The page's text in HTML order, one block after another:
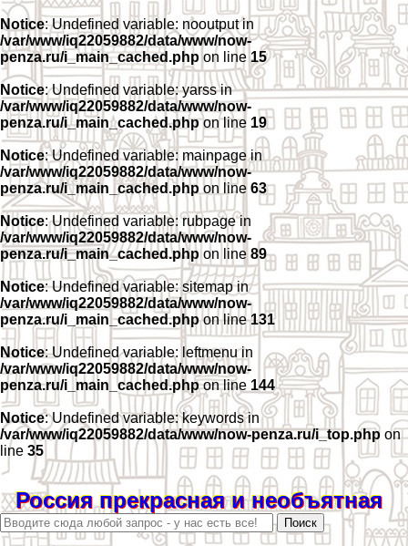
Notice: Undefined variable: nooutput in
/var/www/iq22059882/data/www/now-
penza.ru/i_main_cached.php on line 15
Notice: Undefined variable: yarss in
/var/www/iq22059882/data/www/now-
penza.ru/i_main_cached.phpon line 19
Notice: Undefined variable: mainpage in
/var/www/iq22059882/data/www/now-
penza.ru/i_main_cached.php on line 63
Notice: Undefined variable: rubpage in
/var/www/iq22059882/data/www/now-
penza.ru/i_main_cached.php on line 89
Notice: Undefined variable: sitemap in
/var/www/iq22059882/data/www/now-
penza.ru/i_main_cached.phpon line131
Notice: Undefined variable: leftmenu in
/var/www/iq22059882/data/www/now-
penza.ru/i_main_cached.phpon line 144
Notice: Undefined variable: keywords in
/var/www/iq22059882/data/www/now-penza.ru/i_top.php on
line 35
Россия прекрасная и необъятная